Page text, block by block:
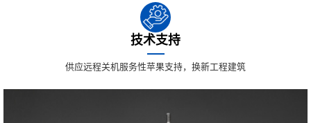
技术支持
供应远程关机服务性苹果支持，换新工程建筑